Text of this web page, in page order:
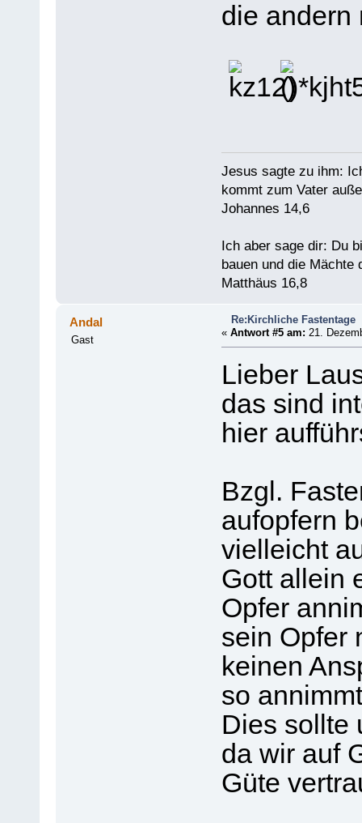
die andern
Jesus sagte zu ihm:
kommt zum Vater
Johannes 14,6
Ich aber sage dir: Du
bauen und die Mächte
Matthäus 16,8
Andal
Gast
Re:Kirchliche Fastentage
« Antwort #5 am: 21.
Lieber
das sind
hier
Bzgl.
aufopfern
vielleicht
Gott allein
Opfer
sein Opfer
keinen
so
Dies sollte
da wir auf
Güte